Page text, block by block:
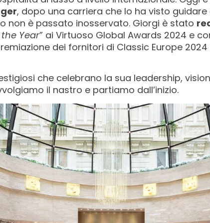
, dopo una carriera che lo ha visto
non è passato inosservato. Giorgi è stato
Year” ai Virtuoso Global Awards 2024 e
dei fornitori di Classic Europe
che celebrano la sua leadership,
il nastro e partiamo dall’inizio.